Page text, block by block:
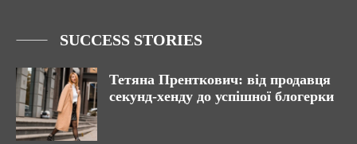
SUCCESS STORIES
Тетяна Пренткович: від продавця
секунд-хенду до успішної блогерки